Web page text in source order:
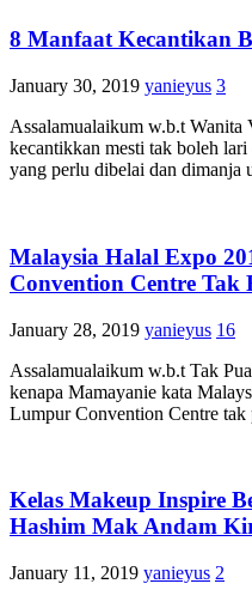
8 Manfaat Kecantikan
January 30, 2019 yanieyus 3
Assalamualaikum w.b.t
kecantikkan mesti tak boleh
yang perlu dibelai dan dimanja
Malaysia Halal Expo
Convention Centre Tak
January 28, 2019 yanieyus 16
Assalamualaikum w.b.t Tak
kenapa Mamayanie kata
Lumpur Convention Centre tak
Kelas Makeup Inspire
Hashim Mak Andam
January 11, 2019 yanieyus 2